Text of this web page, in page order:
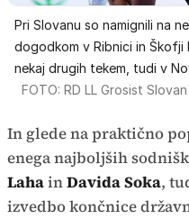
Pri Slovanu so namignili na
dogodkom v Ribnici in Škofji
nekaj drugih tekem, tudi v
FOTO: RD LL Grosist Slovan
In glede na praktično
enega najboljših
LahainDavida Soka,
izvedbo končnice